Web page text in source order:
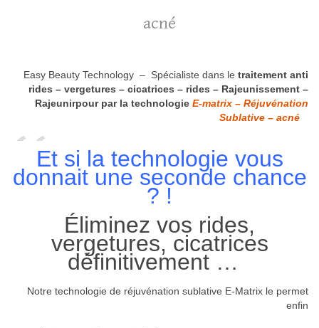
acné
Easy Beauty Technology – Spécialiste dans le traitement anti
rides – vergetures – cicatrices – rides – Rajeunissement –
Rajeunirpour par la technologie E-matrix – Réjuvénation
Sublative – acné
Et si la technologie vous
donnait une seconde chance
? !
Éliminez vos rides,
vergetures, cicatrices
définitivement … ‎
Notre technologie de réjuvénation sublative E-Matrix le permet
enfin